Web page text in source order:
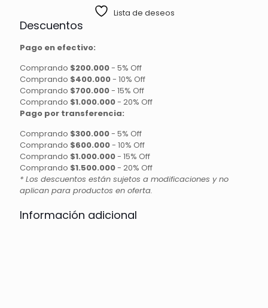
Lista de deseos
Descuentos
Pago en efectivo:
Comprando $200.000- 5% Off
Comprando $400.000- 10% Off
Comprando $700.000- 15% Off
Comprando $1.000.000- 20% Off
Pago por transferencia:
Comprando $300.000- 5% Off
Comprando $600.000- 10% Off
Comprando $1.000.000- 15% Off
Comprando $1.500.000- 20% Off
* Los descuentos están sujetos a modificaciones y no
aplican para productos en oferta.
Información adicional